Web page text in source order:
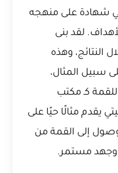
شهادة على منهجه
لقد بنى
وهذه
سبيل المثال،
كـ مكتب
يقدم مثالًا حيًا على
إلى القمة من
وجهد مستمر.